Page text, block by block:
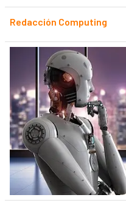
Redacción Computing